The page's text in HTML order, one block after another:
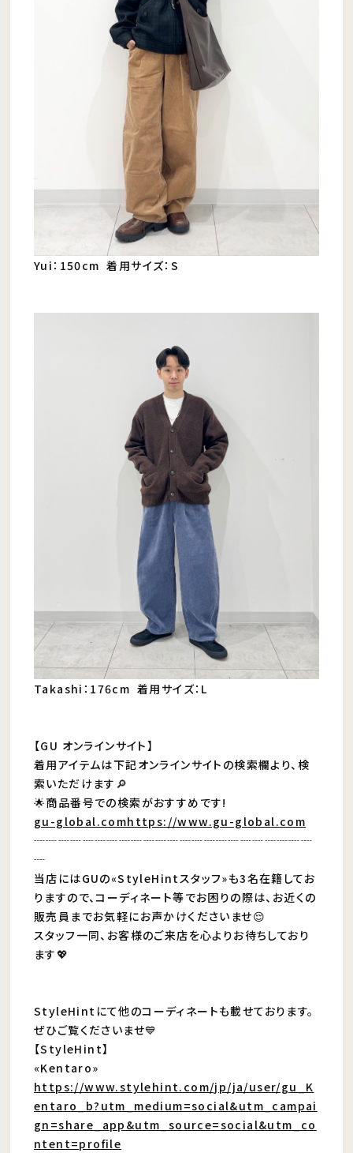
Yui：150cm 着用サイズ：S
Takashi：176cm 着用サイズ：L
【GU オンラインサイト】
着用アイテムは下記オンラインサイトの検索欄より、検
索いただけます🔎
🌟商品番号での検索がおすすめです!
gu-global.comhttps://www.gu-global.com
┈┈┈┈┈┈┈┈┈┈┈┈┈┈┈┈┈┈┈┈┈┈┈
┈
当店にはGUの«StyleHintスタッフ»も3名在籍してお
りますので、コーディネート等でお困りの際は、お近くの
販売員までお気軽にお声かけくださいませ😌
スタッフ一同、お客様のご来店を心よりお待ちしており
ます💖
StyleHintにて他のコーディネートも載せております。
ぜひご覧くださいませ💙
【StyleHint】
«Kentaro»
https://www.stylehint.com/jp/ja/user/gu_K
entaro_b?utm_medium=social&utm_campai
gn=share_app&utm_source=social&utm_co
ntent=profile